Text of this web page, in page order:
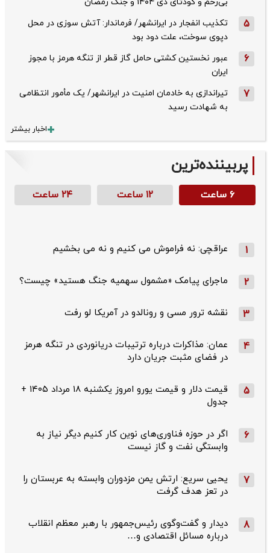
5
تکذیب ‌انفجار در ایرانشهر/ فرماندار: آتش سوزی در محل
دپوی سوخت، علت دود بود
6
عبور نخستین کشتی حامل گاز قطر از تنگه هرمز با مجوز
ایران
7
تیراندازی به خادمان امنیت در ایرانشهر/ یک مأمور انتظامی
به شهادت رسید
اخبار بیشتر
پربیننده‌ترین
۶ ساعت ۱۲ ساعت ۲۴ ساعت
1 عراقچی: نه فراموش می کنیم و نه می بخشیم
2 ماجرای پیامک «مشمول سهمیه جنگ هستید» چیست؟
3 نقشه ترور مسی و رونالدو در آمریکا لو رفت
4
عمان: مذاکرات درباره ترتیبات دریانوردی در تنگه هرمز
در فضای مثبت جریان دارد
5
قیمت دلار و قیمت یورو امروز یکشنبه ۱۸ مرداد ۱۴۰۵ +
جدول
6
اگر در حوزه فناوری‌های نوین کار کنیم دیگر نیاز به
وابستگی نفت و گاز نیست
7
یحیی سریع: ارتش یمن مزدوران وابسته به عربستان را
در تعز هدف گرفت
8
دیدار و گفت‌وگوی رئیس‌جمهور با رهبر معظم انقلاب
درباره مسائل اقتصادی و…